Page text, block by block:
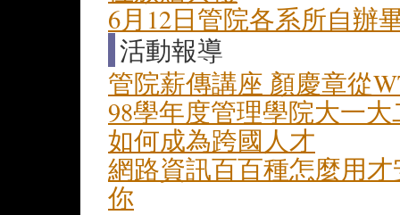
6月12日管院各系所自辦
活動報導
管院薪傳講座 顏慶章從
98學年度管理學院大一
如何成為跨國人才
網路資訊百百種怎麼用
你